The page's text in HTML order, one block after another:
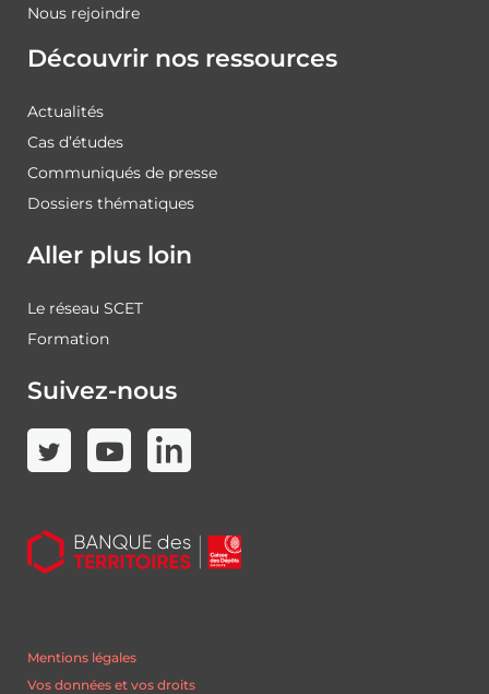
Nous rejoindre
Découvrir nos ressources
Actualités
Cas d’études
Communiqués de presse
Dossiers thématiques
Aller plus loin
Le réseau SCET
Formation
Suivez-nous
Mentions légales
Vos données et vos droits